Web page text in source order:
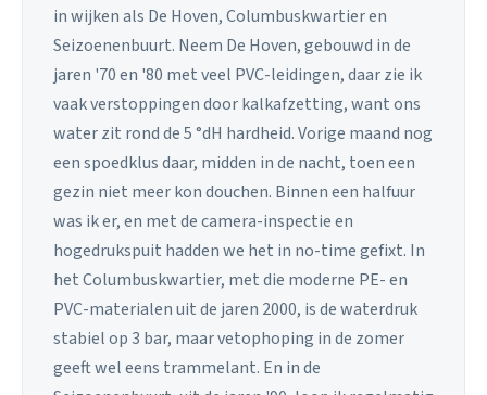
in wijken als De Hoven, Columbuskwartier en
Seizoenenbuurt. Neem De Hoven, gebouwd in de
jaren '70 en '80 met veel PVC-leidingen, daar zie ik
vaak verstoppingen door kalkafzetting, want ons
water zit rond de 5 °dH hardheid. Vorige maand nog
een spoedklus daar, midden in de nacht, toen een
gezin niet meer kon douchen. Binnen een halfuur
was ik er, en met de camera-inspectie en
hogedrukspuit hadden we het in no-time gefixt. In
het Columbuskwartier, met die moderne PE- en
PVC-materialen uit de jaren 2000, is de waterdruk
stabiel op 3 bar, maar vetophoping in de zomer
geeft wel eens trammelant. En in de